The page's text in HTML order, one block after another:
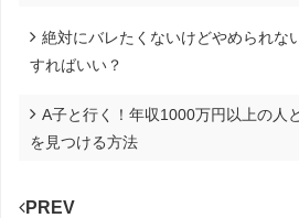
絶対にバレたくないけどやめられな
すればいい？
A子と行く！年収1000万円以上の人
を見つける方法
PREV